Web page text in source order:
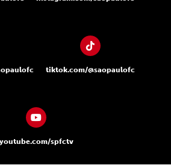
tiktok.com/@saopaulofc
youtube.com/spfctv